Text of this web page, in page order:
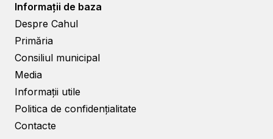
Informații de baza
Despre Cahul
Primăria
Consiliul municipal
Media
Informații utile
Politica de confidențialitate
Contacte